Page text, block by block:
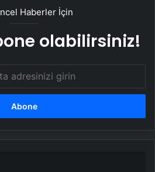
Haberler İçin
olabilirsiniz!